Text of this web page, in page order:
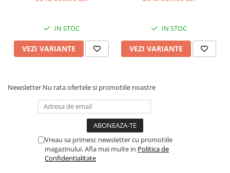
IN STOC
VEZI VARIANTE
IN STOC
VEZI VARIANTE
Newsletter Nu rata ofertele si promotiile noastre
Vreau sa primesc newsletter cu promotiile
magazinului. Afla mai multe in Politica de
Confidentialitate